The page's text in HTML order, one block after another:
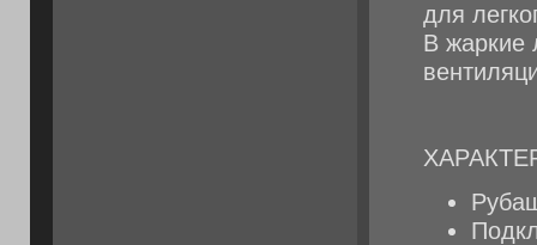
для
В жаркие